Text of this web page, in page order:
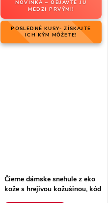
NOVINKA – OBJAVTE JU
MEDZI PRVÝMI!
POSLEDNÉ KUSY- ZÍSKAJTE
ICH KÝM MÔŽETE!
Čierne dámske snehule z eko
kože s hrejivou kožušinou, kód